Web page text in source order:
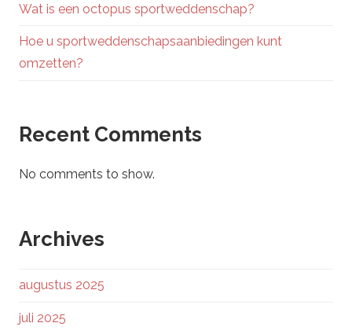
Wat is een octopus sportweddenschap?
Hoe u sportweddenschapsaanbiedingen kunt
omzetten?
Recent Comments
No comments to show.
Archives
augustus 2025
juli 2025